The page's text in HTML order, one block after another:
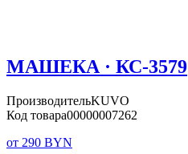
МАШЕКА · КС-3579
ПроизводительKUVO
Код товара00000007262
от 290 BYN